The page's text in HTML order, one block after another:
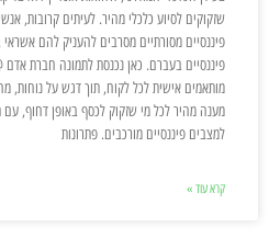
שזקוקים לסיוע כלכלי מהיר. לעיתים קרובות,
פיננסיים מסורתיים מסרבים להעניק להם
פיננסיים בעברם. כאן נכנסת לתמונה חברת אדם
מותאמים אישית לכל לקוח, תוך דגש על נוחות,
מענה מהיר לכל מי שזקוק לכסף באופן דחוף,
למצבים פיננסיים מורכבים. פתרונות
קרא עוד »